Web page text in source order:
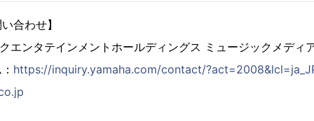
い合わせ】
エンタテインメントホールディングス ミュージックメディ
https://inquiry.yamaha.com/contact/